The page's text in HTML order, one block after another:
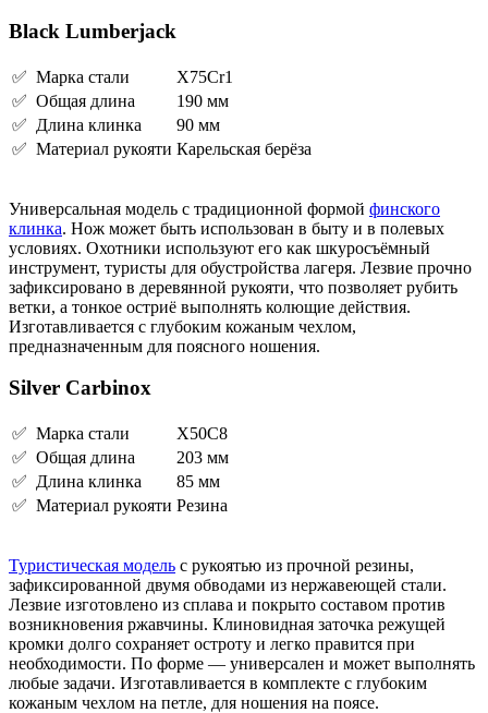
Black Lumberjack
✅ Марка стали
X75Cr1
✅ Общая длина
190 мм
✅ Длина клинка
90 мм
✅ Материал рукояти Карельская берёза
Универсальная модель с традиционной формой финского
клинка. Нож может быть использован в быту и в полевых
условиях. Охотники используют его как шкуросъёмный
инструмент, туристы для обустройства лагеря. Лезвие прочно
зафиксировано в деревянной рукояти, что позволяет рубить
ветки, а тонкое остриё выполнять колющие действия.
Изготавливается с глубоким кожаным чехлом,
предназначенным для поясного ношения.
Silver Carbinox
✅ Марка стали
X50C8
✅ Общая длина
203 мм
✅ Длина клинка
85 мм
✅ Материал рукояти Резина
Туристическая модель с рукоятью из прочной резины,
зафиксированной двумя обводами из нержавеющей стали.
Лезвие изготовлено из сплава и покрыто составом против
возникновения ржавчины. Клиновидная заточка режущей
кромки долго сохраняет остроту и легко правится при
необходимости. По форме — универсален и может выполнять
любые задачи. Изготавливается в комплекте с глубоким
кожаным чехлом на петле, для ношения на поясе.